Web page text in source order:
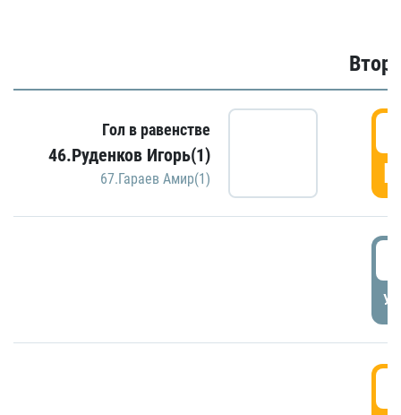
Гол в равенстве
46.Руденков Игорь(1)
67.Гараев Амир(1)